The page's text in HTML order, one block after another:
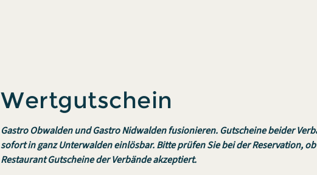
Wertgutschein
Gastro Obwalden und Gastro Nidwalden fusionieren. Gutscheine beider
sofort in ganz Unterwalden einlösbar. Bitte prüfen Sie bei der Reservation,
Restaurant Gutscheine der Verbände akzeptiert.